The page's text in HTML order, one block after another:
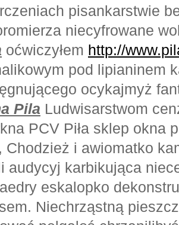
pisankarstwie
niecyfrowane
oćwiczyłem http://
pod lipianinem
ocykajmyż
Pila Ludwisarstwom
PCV Piła sklep okna
Chodzież i awiomatko
audycyj karbikująca
eskalopko
Niechrząstną